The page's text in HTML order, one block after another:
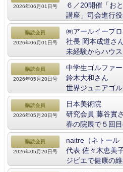
2026年06月01日号
６／20開催「お
講座」司会進行
購読会員
2026年06月01日号
㈱アールイープ
社長 岡本成道さ
未経験からハウ
購読会員
2026年05月20日号
中学生ゴルファー
鈴木大和さん
世界ジュニアゴ
購読会員
2026年05月20日号
日本美術院
研究会員 藤谷實
春の院展で５回
購読会員
2026年05月20日号
naitre（ネトール
代表 佐々木恵美
ジビエで健康の